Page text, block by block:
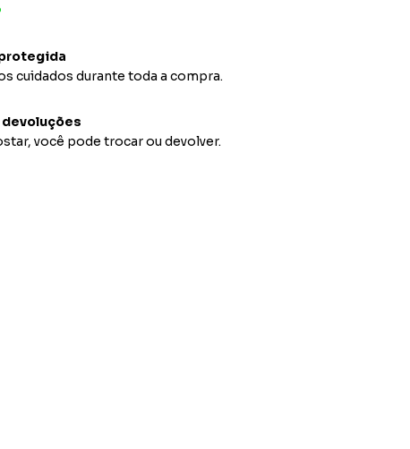
cuidados durante toda a compra.
devoluções
você pode trocar ou devolver.